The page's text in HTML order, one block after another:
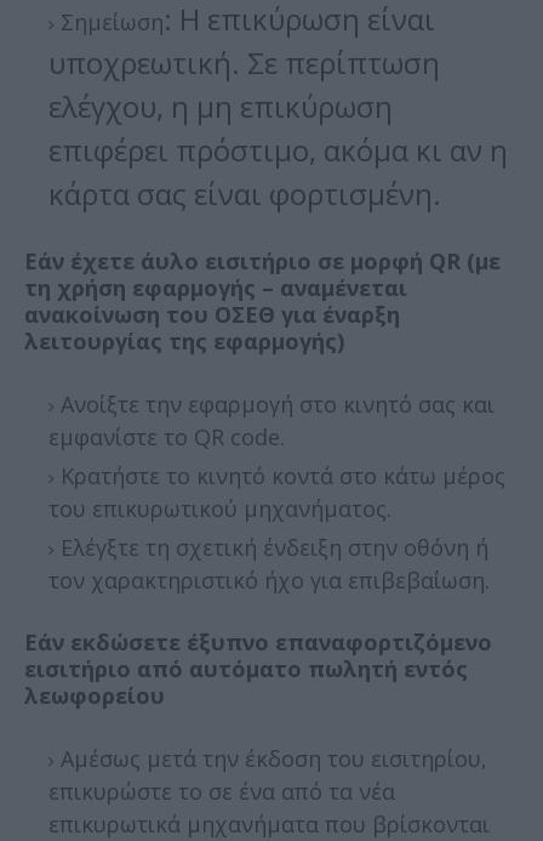
Σημείωση: Η επικύρωση είναι
υποχρεωτική. Σε περίπτωση
ελέγχου, η μη επικύρωση
επιφέρει πρόστιμο, ακόμα κι αν η
κάρτα σας είναι φορτισμένη.
Εάν έχετε άυλο εισιτήριο σε μορφή QR (με
τη χρήση εφαρμογής – αναμένεται
ανακοίνωση του ΟΣΕΘ για έναρξη
λειτουργίας της εφαρμογής)
Ανοίξτε την εφαρμογή στο κινητό σας και
εμφανίστε το QR code.
Κρατήστε το κινητό κοντά στο κάτω μέρος
του επικυρωτικού μηχανήματος.
Ελέγξτε τη σχετική ένδειξη στην οθόνη ή
τον χαρακτηριστικό ήχο για επιβεβαίωση.
Εάν εκδώσετε έξυπνο επαναφορτιζόμενο
εισιτήριο από αυτόματο πωλητή εντός
λεωφορείου
Αμέσως μετά την έκδοση του εισιτηρίου,
επικυρώστε το σε ένα από τα νέα
επικυρωτικά μηχανήματα που βρίσκονται